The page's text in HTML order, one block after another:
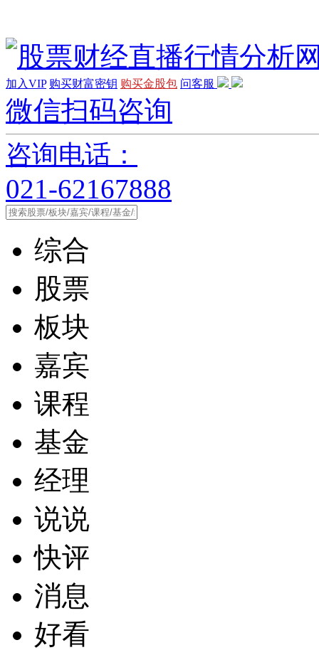
加入VIP 购买财富密钥 购买金股包 问客服
微信扫码咨询
咨询电话：
021-62167888
综合
股票
板块
嘉宾
课程
基金
经理
说说
快评
消息
好看